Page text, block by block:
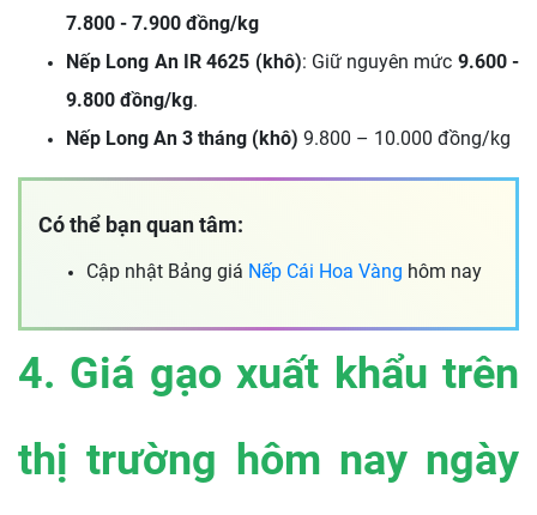
7.800 - 7.900 đồng/kg
Nếp Long An IR 4625 (khô): Giữ nguyên mức 9.600 -
9.800 đồng/kg.
Nếp Long An 3 tháng (khô) 9.800 – 10.000 đồng/kg
Có thể bạn quan tâm:
Cập nhật Bảng giá Nếp Cái Hoa Vàng hôm nay
4. Giá gạo xuất khẩu trên
thị trường hôm nay ngày